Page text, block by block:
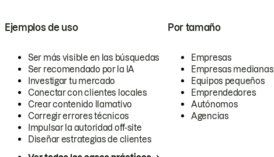
Ejemplos de uso
Ser más visible en las búsquedas
Ser recomendado por la IA
Investigar tu mercado
Conectar con clientes locales
Crear contenido llamativo
Corregir errores técnicos
Impulsar la autoridad off-site
Diseñar estrategias de clientes
Por tamaño
Empresas
Empresas medianas
Equipos pequeños
Emprendedores
Autónomos
Agencias